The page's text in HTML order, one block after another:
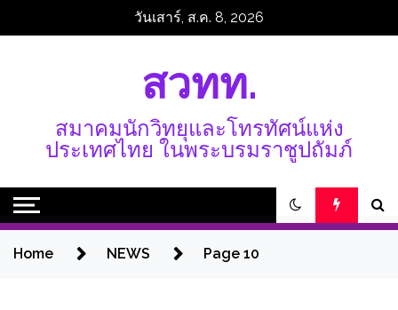
วันเสาร์, ส.ค. 8, 2026
สวทท.
สมาคมนักวิทยุและโทรทัศน์แห่ง
ประเทศไทย ในพระบรมราชูปถัมภ์
Home NEWS Page 10